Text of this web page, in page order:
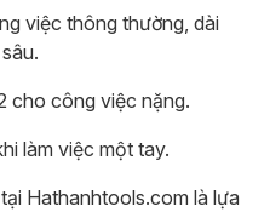
việc thông thường, dài
cho công việc nặng.
làm việc một tay.
Hathanhtools.com là lựa